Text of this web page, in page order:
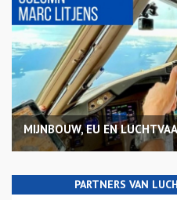
MIJNBOUW, EU EN
PARTNERS VAN